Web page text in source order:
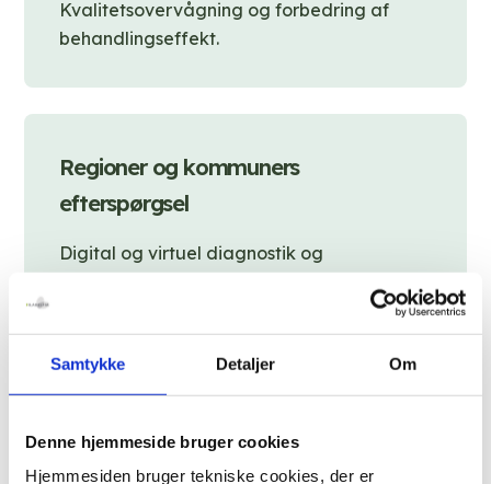
Samtykke Detaljer Om
Denne hjemmeside bruger cookies
Hjemmesiden bruger tekniske cookies, der er
Kvalitetsovervågning og forbedring af
behandlingseffekt.
Regioner og kommuners
efterspørgsel
Digital og virtuel diagnostik og
Nye samarbejdsformer og måder –
Filadelfia styrker viden om epilepsi til